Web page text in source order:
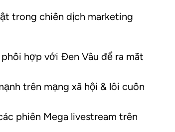
trong chiến dịch marketing
hợp với Đen Vâu để ra mắt
trên mạng xã hội & lôi cuốn
phiên Mega livestream trên